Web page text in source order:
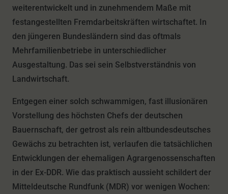
weiterentwickelt und in zunehmendem Maße mit
festangestellten Fremdarbeitskräften wirtschaftet. In
den jüngeren Bundesländern sind das oftmals
Mehrfamilienbetriebe in unterschiedlicher
Ausgestaltung. Das sei sein Selbstverständnis von
Landwirtschaft.
Entgegen einer solch schwammigen, fast illusionären
Vorstellung des höchsten Chefs der deutschen
Bauernschaft, der getrost als rein altbundesdeutsches
Gewächs zu betrachten ist, verlaufen die tatsächlichen
Entwicklungen der ehemaligen Agrargenossenschaften
in der Ex-DDR. Wie das praktisch aussieht schildert der
Mitteldeutsche Rundfunk (MDR) vor wenigen Wochen: